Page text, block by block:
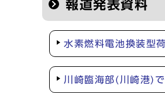
報道発表資料
水素燃料電池換装型
川崎臨海部(川崎港)